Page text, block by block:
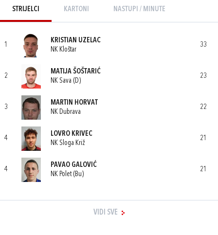
STRIJELCI KARTONI NASTUPI / MINUTE
1
KRISTIAN UZELAC
NK Kloštar
33
2
MATIJA ŠOŠTARIĆ
NK Sava (D)
23
3
MARTIN HORVAT
NK Dubrava
22
4
LOVRO KRIVEC
NK Sloga Križ
21
4
PAVAO GALOVIĆ
NK Polet (Bu)
21
VIDI SVE